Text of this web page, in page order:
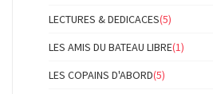
LECTURES & DEDICACES(5)
LES AMIS DU BATEAU LIBRE(1)
LES COPAINS D'ABORD(5)